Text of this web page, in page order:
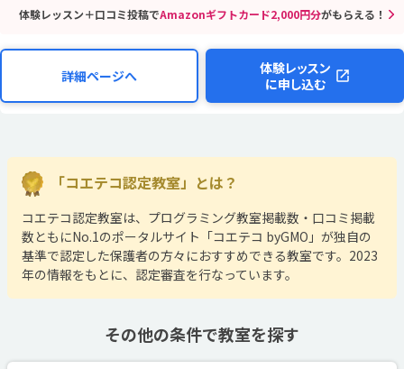
体験レッスン＋口コミ投稿でAmazonギフトカード2,000円分がもらえる！
詳細ページへ
体験レッスン
に申し込む
「コエテコ認定教室」とは？
コエテコ認定教室は、プログラミング教室掲載数・口コミ掲載
数ともにNo.1のポータルサイト「コエテコ byGMO」が独自の
基準で認定した保護者の方々におすすめできる教室です。2023
年の情報をもとに、認定審査を行なっています。
その他の条件で教室を探す